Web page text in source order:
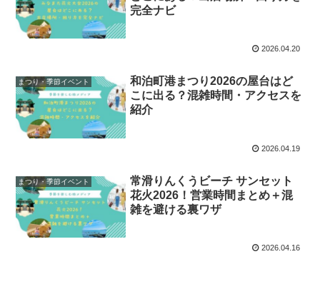
完全ナビ
2026.04.20
まつり・季節イベント
和泊町港まつり2026の屋台はど
こに出る？混雑時間・アクセスを
紹介
2026.04.19
まつり・季節イベント
常滑りんくうビーチ サンセット
花火2026！営業時間まとめ＋混
雑を避ける裏ワザ
2026.04.16